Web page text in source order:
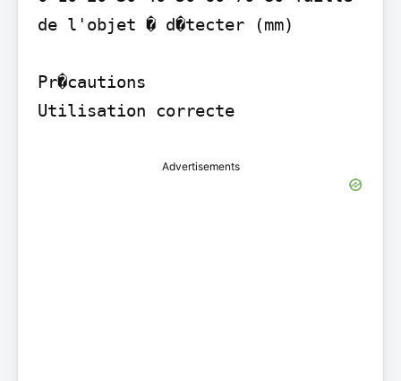
de l'objet � d�tecter (mm)
Pr�cautions
Utilisation correcte
Advertisements